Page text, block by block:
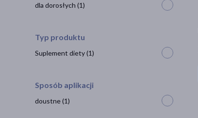
dla dorosłych (1)
Typ produktu
Suplement diety(1)
Sposób aplikacji
doustne(1)